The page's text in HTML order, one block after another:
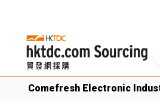
Comefresh Electronic